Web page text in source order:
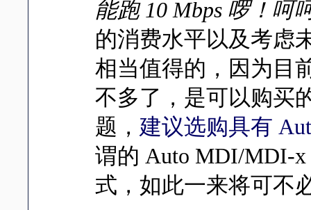
能跑 10 Mbps 啰！呵
的消费水平以及考虑
相当值得的，因为目
不多了，是可以购买
题， 建议选购具有
谓的 Auto MDI/MDI-
式，如此一来将可不